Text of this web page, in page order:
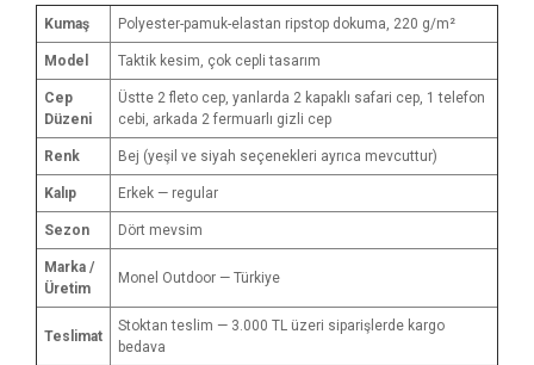
Kumaş Polyester-pamuk-elastan ripstop dokuma, 220 g/m²
Model Taktik kesim, çok cepli tasarım
Cep
Düzeni
Üstte 2 fleto cep, yanlarda 2 kapaklı safari cep, 1 telefon
cebi, arkada 2 fermuarlı gizli cep
Renk Bej (yeşil ve siyah seçenekleri ayrıca mevcuttur)
Kalıp Erkek — regular
Sezon Dört mevsim
Marka /
Üretim
Monel Outdoor — Türkiye
Teslimat
Stoktan teslim — 3.000 TL üzeri siparişlerde kargo
bedava